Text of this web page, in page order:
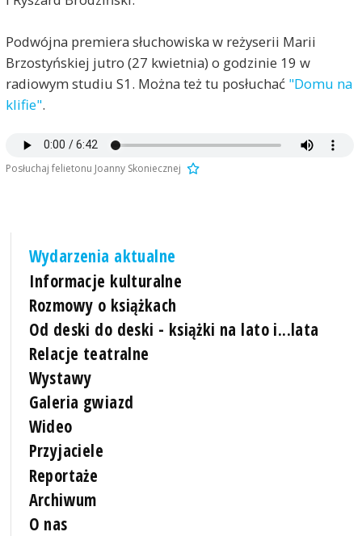
Podwójna premiera słuchowiska w reżyserii Marii
Brzostyńskiej jutro (27 kwietnia) o godzinie 19 w
radiowym studiu S1. Można też tu posłuchać "Domu na
klifie".
Posłuchaj felietonu Joanny Skoniecznej
Wydarzenia aktualne
Informacje kulturalne
Rozmowy o książkach
Od deski do deski - książki na lato i...lata
Relacje teatralne
Wystawy
Galeria gwiazd
Wideo
Przyjaciele
Reportaże
Archiwum
O nas